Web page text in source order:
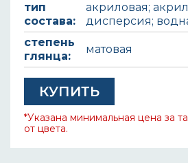
тип
состава:
акриловая;
дисперсия;
степень
глянца:
матовая
КУПИТЬ
*Указана минимальная цена за
от цвета.